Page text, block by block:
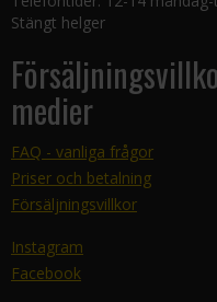
Stängt helger
medier
FAQ - vanliga frågor
Priser och betalning
Försäljningsvillkor
Instagram
Facebook